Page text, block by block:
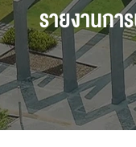
รายงานกา